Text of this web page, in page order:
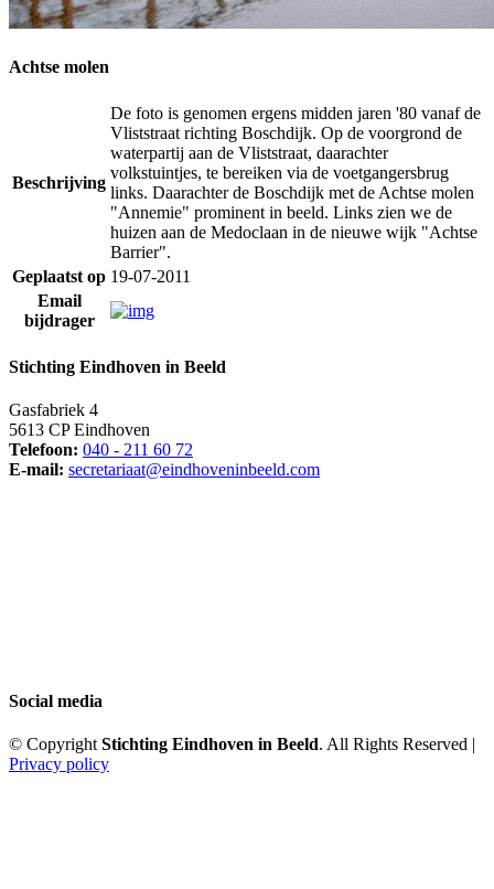
Achtse molen
Beschrijving
De foto is genomen ergens midden jaren '80 vanaf de
Vliststraat richting Boschdijk. Op de voorgrond de
waterpartij aan de Vliststraat, daarachter
volkstuintjes, te bereiken via de voetgangersbrug
links. Daarachter de Boschdijk met de Achtse molen
"Annemie" prominent in beeld. Links zien we de
huizen aan de Medoclaan in de nieuwe wijk "Achtse
Barrier".
Geplaatst op 19-07-2011
Email
bijdrager
Stichting Eindhoven in Beeld
Gasfabriek 4
5613 CP Eindhoven
Telefoon: 040 - 211 60 72
E-mail: secretariaat@eindhoveninbeeld.com
Social media
© Copyright Stichting Eindhoven in Beeld. All Rights Reserved |
Privacy policy